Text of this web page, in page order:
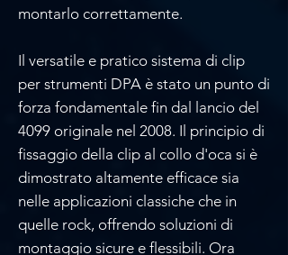
montarlo correttamente.
Il versatile e pratico sistema di clip
per strumenti DPA è stato un punto di
forza fondamentale fin dal lancio del
4099 originale nel 2008. Il principio di
fissaggio della clip al collo d'oca si è
dimostrato altamente efficace sia
nelle applicazioni classiche che in
quelle rock, offrendo soluzioni di
montaggio sicure e flessibili. Ora